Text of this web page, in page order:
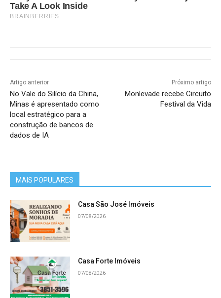
Take A Look Inside
BRAINBERRIES
Artigo anterior
No Vale do Silício da China,
Minas é apresentado como
local estratégico para a
construção de bancos de
dados de IA
Próximo artigo
Monlevade recebe Circuito
Festival da Vida
MAIS POPULARES
Casa São José Imóveis
07/08/2026
Casa Forte Imóveis
07/08/2026